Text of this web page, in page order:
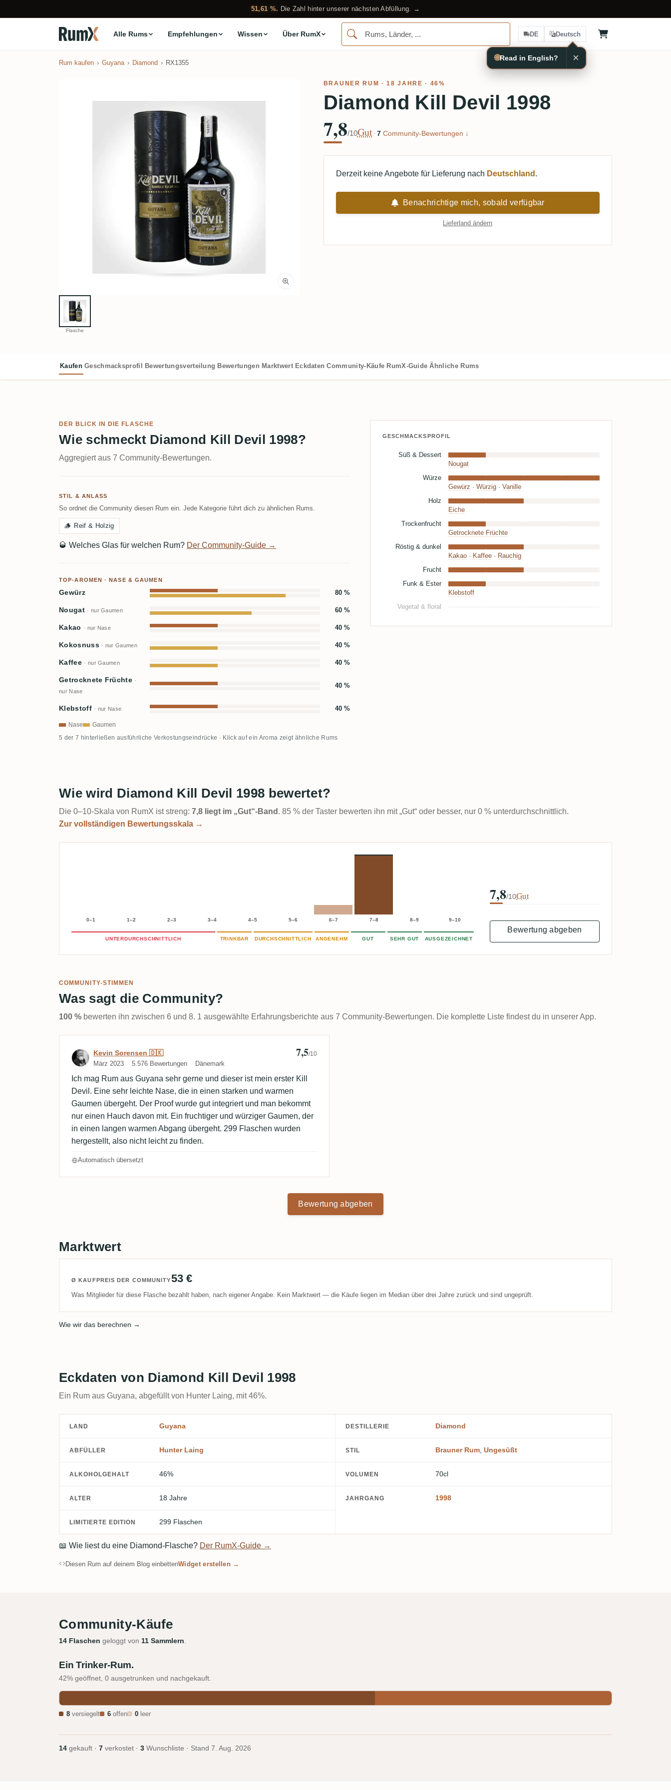
51,61 %. Die Zahl hinter unserer nächsten Abfüllung. →
Alle Rums Empfehlungen Wissen Über RumX DE Deutsch
Rum kaufen Guyana Diamond RX1355
Flasche
BRAUNER RUM · 18 JAHRE · 46%
Diamond Kill Devil 1998
7,8/10Gut · 7Community-Bewertungen ↓
Derzeit keine Angebote für Lieferung nach Deutschland .
Benachrichtige mich, sobald verfügbar
Lieferland ändern
Kaufen Geschmacksprofil Bewertungsverteilung Bewertungen Marktwert Eckdaten Community-Käufe RumX-Guide Ähnliche Rums
DER BLICK IN DIE FLASCHE
Wie schmeckt Diamond Kill Devil 1998?
Aggregiert aus 7 Community-Bewertungen.
STIL & ANLASS
So ordnet die Community diesen Rum ein. Jede Kategorie führt dich zu ähnlichen Rums.
🪵 Reif & Holzig
🥃 Welches Glas für welchen Rum? Der Community-Guide →
TOP-AROMEN · NASE & GAUMEN
Gewürz 80 %
Nougat · nur Gaumen 60 %
Kakao · nur Nase 40 %
Kokosnuss · nur Gaumen 40 %
Kaffee · nur Gaumen 40 %
Getrocknete Früchte ·
nur Nase
40 %
Klebstoff · nur Nase 40 %
Nase Gaumen
5 der 7 hinterließen ausführliche Verkostungseindrücke · Klick auf ein Aroma zeigt ähnliche Rums
GESCHMACKSPROFIL
Süß & Dessert
Nougat
Würze
Gewürz · Würzig· Vanille
Holz
Eiche
Trockenfrucht
Getrocknete Früchte
Röstig & dunkel
Kakao· Kaffee· Rauchig
Frucht
Funk & Ester
Klebstoff
Vegetal & floral
Wie wird Diamond Kill Devil 1998 bewertet?
Die 0–10-Skala von RumX ist streng: 7,8 liegt im „Gut“-Band . 85 % der Taster bewerten ihn mit „Gut“ oder besser, nur 0 % unterdurchschnittlich.
Zur vollständigen Bewertungsskala →
0–1 1–2 2–3 3–4 4–5 5–6 6–7 7–8 8–9 9–10
UNTERDURCHSCHNITTLICH TRINKBAR DURCHSCHNITTLICH ANGENEHM GUT SEHR GUT AUSGEZEICHNET
7,8/10Gut
Bewertung abgeben
COMMUNITY-STIMMEN
Was sagt die Community?
100 % bewerten ihn zwischen 6 und 8. 1 ausgewählte Erfahrungsberichte aus 7 Community-Bewertungen. Die komplette Liste findest du in unserer App.
Bewertung von Kevin Sorensen 🇩🇰
Kevin Sorensen 🇩🇰
März 2023 5.576 Bewertungen Dänemark
7,5/10
Ich mag Rum aus Guyana sehr gerne und dieser ist mein erster Kill
Devil. Eine sehr leichte Nase, die in einen starken und warmen
Gaumen übergeht. Der Proof wurde gut integriert und man bekommt
nur einen Hauch davon mit. Ein fruchtiger und würziger Gaumen, der
in einen langen warmen Abgang übergeht. 299 Flaschen wurden
hergestellt, also nicht leicht zu finden.
Automatisch übersetzt
Bewertung abgeben
Marktwert
Ø KAUFPREIS DER COMMUNITY53 €
Was Mitglieder für diese Flasche bezahlt haben, nach eigener Angabe. Kein Marktwert — die Käufe liegen im Median über drei Jahre zurück und sind ungeprüft.
Wie wir das berechnen →
Eckdaten von Diamond Kill Devil 1998
Ein Rum aus Guyana, abgefüllt von Hunter Laing, mit 46%.
LAND Guyana DESTILLERIE Diamond
ABFÜLLER Hunter Laing STIL Brauner Rum Ungesüßt
ALKOHOLGEHALT 46% VOLUMEN 70cl
ALTER 18 Jahre JAHRGANG 1998
LIMITIERTE EDITION 299 Flaschen
📖 Wie liest du eine Diamond-Flasche? Der RumX-Guide →
Diesen Rum auf deinem Blog einbettenWidget erstellen →
Community-Käufe
14 Flaschen geloggt von 11 Sammlern
Ein Trinker-Rum.
42% geöffnet, 0 ausgetrunken und nachgekauft.
8 versiegelt 6 offen 0 leer
14 gekauft · 7 verkostet · 3 Wunschliste · Stand 7. Aug. 2026
🌐Read in English? ×